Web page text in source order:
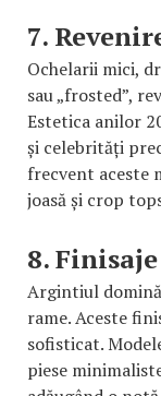
7.
Ochelarii mici,
sau „frosted”,
Estetica anilor
și celebrități
frecvent aceste
joasă și crop
8.
Argintiul
rame. Aceste
sofisticat.
piese